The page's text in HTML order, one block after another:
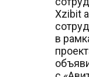
Xzibit
в